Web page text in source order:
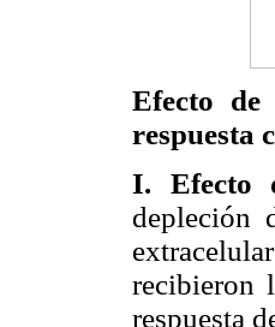
Efecto de
respuesta
I. Efecto
depleción
recibieron
respuesta